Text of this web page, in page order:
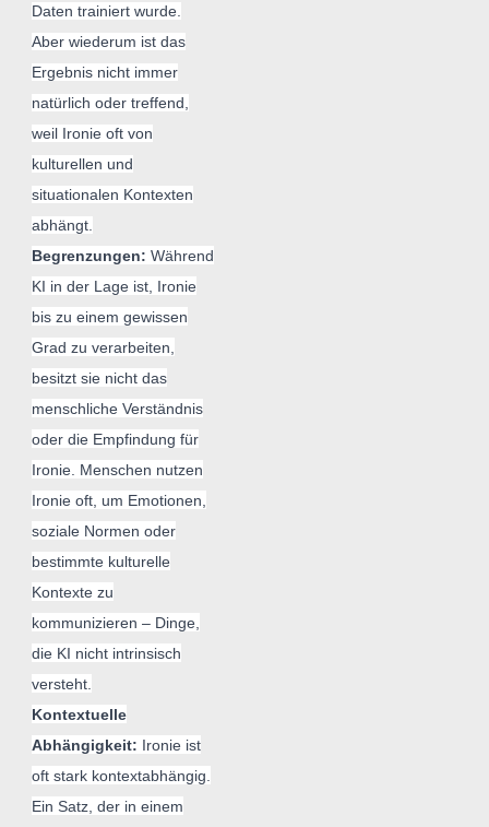
Daten trainiert wurde.
Aber wiederum ist das
Ergebnis nicht immer
natürlich oder treffend,
weil Ironie oft von
kulturellen und
situationalen Kontexten
abhängt.
Begrenzungen: Während
KI in der Lage ist, Ironie
bis zu einem gewissen
Grad zu verarbeiten,
besitzt sie nicht das
menschliche Verständnis
oder die Empfindung für
Ironie. Menschen nutzen
Ironie oft, um Emotionen,
soziale Normen oder
bestimmte kulturelle
Kontexte zu
kommunizieren – Dinge,
die KI nicht intrinsisch
versteht.
Kontextuelle
Abhängigkeit: Ironie ist
oft stark kontextabhängig.
Ein Satz, der in einem